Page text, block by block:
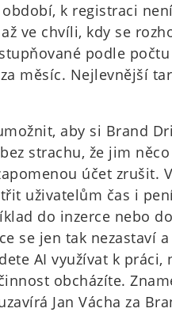
k registraci
ve chvíli, kdy se
podle
měsíc. Nejlevnější
aby si Brand
strachu, že jim
účet zrušit.
uživatelům čas i
do inzerce nebo
se jen tak nezastaví
AI využívat k práci,
obcházíte.
Jan Vácha za